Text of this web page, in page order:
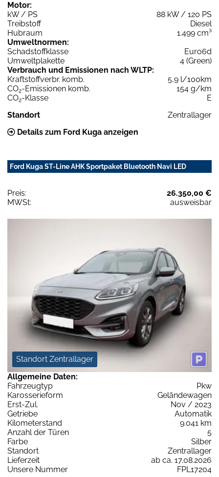
Motor:
kW / PS
88 kW / 120 PS
Treibstoff
Diesel
Hubraum
1.499 cm³
Umweltnormen:
Schadstoffklasse
Euro6d
Umweltplakette
4 (Green)
Verbrauch und Emissionen nach WLTP:
Kraftstoffverbr. komb.
5,9 l/100km
CO2-Emissionen komb.
154 g/km
CO2-Klasse
E
Standort
Zentrallager
Details zum Ford Kuga anzeigen
Ford Kuga ST-Line AHK Sportpaket Bluetooth Navi LED
Preis:
26.350,00 €
MWSt:
ausweisbar
Standort Zentrallager
Allgemeine Daten:
Fahrzeugtyp
Pkw
Karosserieform
Geländewagen
Erst-Zul.
Nov / 2023
Getriebe
Automatik
Kilometerstand
9.041 km
Anzahl der Türen
5
Farbe
Silber
Standort
Zentrallager
Lieferzeit
ab ca. 17.08.2026
Unsere Nummer
FPL17204